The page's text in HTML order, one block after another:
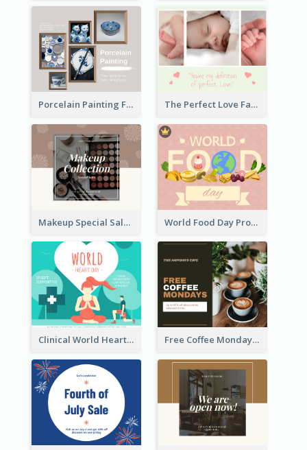
Porcelain Painting Facebook Post The Perfect Love Facebook Post
Makeup Special Sale Facebook Post World Food Day Promote Facebook Post
Clinical World Heart Day Quote Facebook Post Free Coffee Mondays Cafe Facebook Post